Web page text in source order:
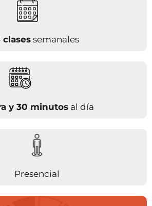
clasessemanales
y 30 minutos al día
Presencial